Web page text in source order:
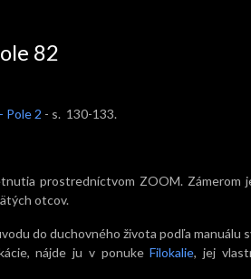
82
Pole 2 - s. 130-133.
prostredníctvom ZOOM. Zámerom
otcov.
do duchovného života podľa manuálu
nájde ju v ponukeFilokalie, jej